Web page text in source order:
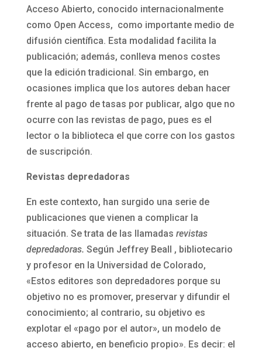
Acceso Abierto, conocido internacionalmente
como Open Access, como importante medio de
difusión científica. Esta modalidad facilita la
publicación; además, conlleva menos costes
que la edición tradicional. Sin embargo, en
ocasiones implica que los autores deban hacer
frente al pago de tasas por publicar, algo que no
ocurre con las revistas de pago, pues es el
lector o la biblioteca el que corre con los gastos
de suscripción.
Revistas depredadoras
En este contexto, han surgido una serie de
publicaciones que vienen a complicar la
situación. Se trata de las llamadas revistas
depredadoras. Según Jeffrey Beall , bibliotecario
y profesor en la Universidad de Colorado,
«Estos editores son depredadores porque su
objetivo no es promover, preservar y difundir el
conocimiento; al contrario, su objetivo es
explotar el «pago por el autor», un modelo de
acceso abierto, en beneficio propio». Es decir: el